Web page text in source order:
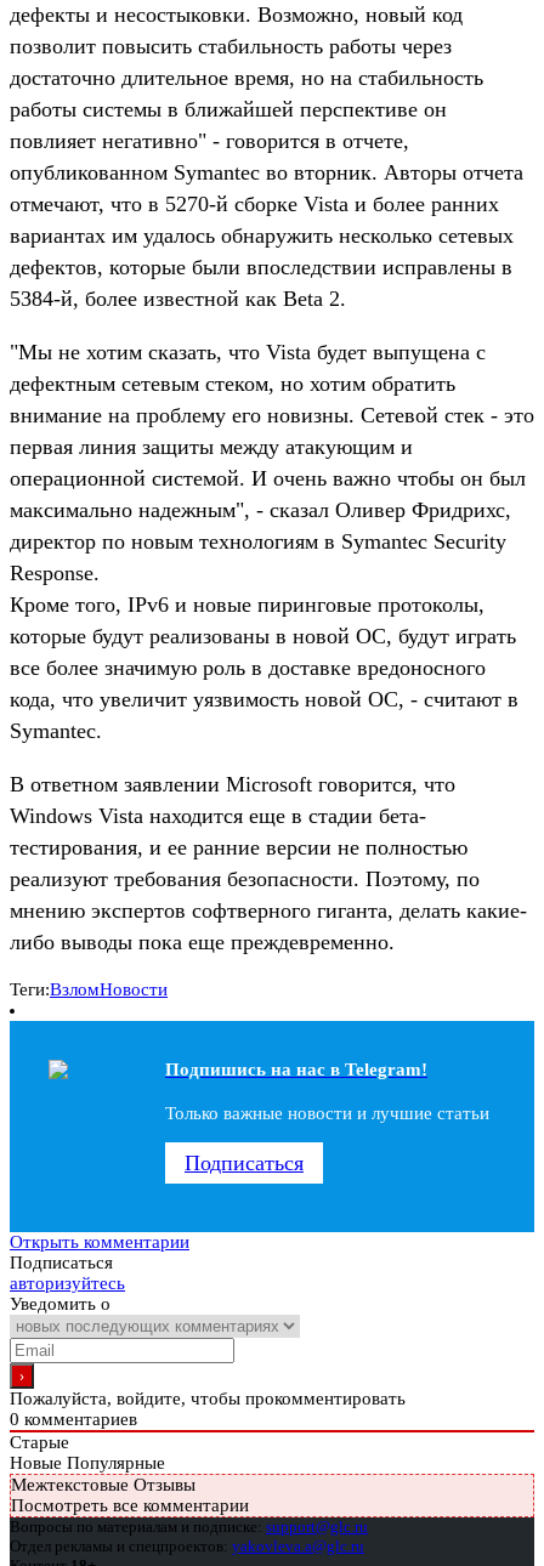
дефекты и несостыковки. Возможно, новый код
позволит повысить стабильность работы через
достаточно длительное время, но на стабильность
работы системы в ближайшей перспективе он
повлияет негативно" - говорится в отчете,
опубликованном Symantec во вторник. Авторы отчета
отмечают, что в 5270-й сборке Vista и более ранних
вариантах им удалось обнаружить несколько сетевых
дефектов, которые были впоследствии исправлены в
5384-й, более известной как Beta 2.
"Мы не хотим сказать, что Vista будет выпущена с
дефектным сетевым стеком, но хотим обратить
внимание на проблему его новизны. Сетевой стек - это
первая линия защиты между атакующим и
операционной системой. И очень важно чтобы он был
максимально надежным", - сказал Оливер Фридрихс,
директор по новым технологиям в Symantec Security
Response.
Кроме того, IPv6 и новые пиринговые протоколы,
которые будут реализованы в новой ОС, будут играть
все более значимую роль в доставке вредоносного
кода, что увеличит уязвимость новой ОС, - считают в
Symantec.
В ответном заявлении Microsoft говорится, что
Windows Vista находится еще в стадии бета-
тестирования, и ее ранние версии не полностью
реализуют требования безопасности. Поэтому, по
мнению экспертов софтверного гиганта, делать какие-
либо выводы пока еще преждевременно.
Теги:ВзломНовости
Подпишись на наc в Telegram!
Только важные новости и лучшие статьи
Подписаться
Открыть комментарии
Подписаться
авторизуйтесь
Уведомить о
Пожалуйста, войдите, чтобы прокомментировать
0 комментариев
Старые
Новые Популярные
Межтекстовые Отзывы
Посмотреть все комментарии
Вопросы по материалам и подписке: support@glc.ru
Отдел рекламы и спецпроектов: yakovleva.a@glc.ru